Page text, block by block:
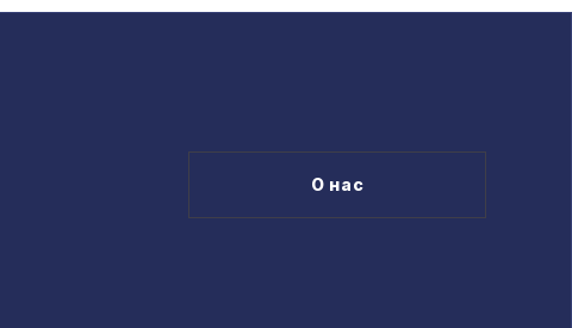
О нас